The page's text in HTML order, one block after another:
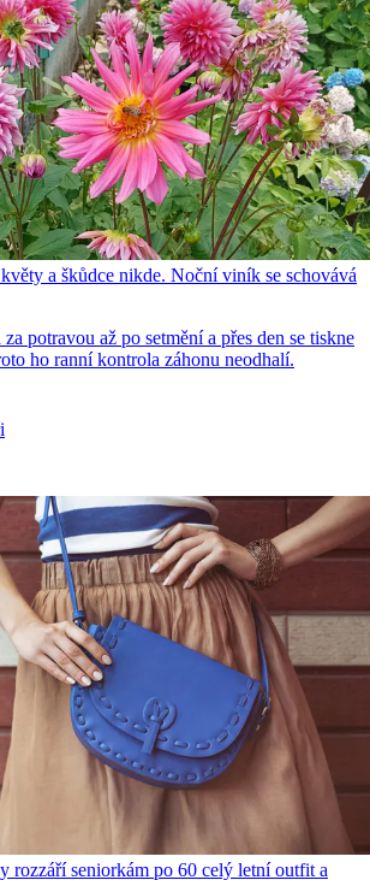
a škůdce nikde. Noční viník se schovává
potravou až po setmění a přes den se tiskne
ho ranní kontrola záhonu neodhalí.
rozzáří seniorkám po 60 celý letní outfit a